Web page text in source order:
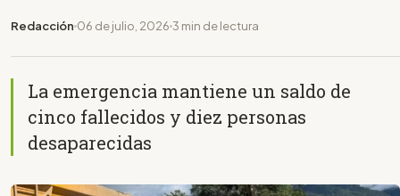
Redacción 06 de julio, 2026 3 min de lectura
La emergencia mantiene un saldo de
cinco fallecidos y diez personas
desaparecidas